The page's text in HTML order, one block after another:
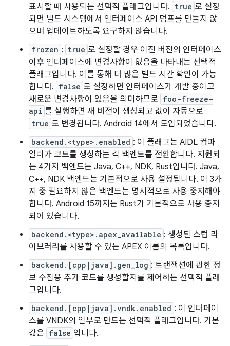
표시할 때 사용되는 선택적 플래그입니다. true 로 설정
되면 빌드 시스템에서 인터페이스 API 덤프를 만들지 않
으며 업데이트하도록 요구하지 않습니다.
frozen : true 로 설정할 경우 이전 버전의 인터페이스
이후 인터페이스에 변경사항이 없음을 나타내는 선택적
플래그입니다. 이를 통해 더 많은 빌드 시간 확인이 가능
합니다. false 로 설정하면 인터페이스가 개발 중이고
새로운 변경사항이 있음을 의미하므로 foo-freeze-
api 를 실행하면 새 버전이 생성되고 값이 자동으로
true 로 변경됩니다. Android 14에서 도입되었습니다.
backend.<type>.enabled : 이 플래그는 AIDL 컴파
일러가 코드를 생성하는 각 백엔드를 전환합니다. 지원되
는 4가지 백엔드는 Java, C++, NDK, Rust입니다. Java,
C++, NDK 백엔드는 기본적으로 사용 설정됩니다. 이 3가
지 중 필요하지 않은 백엔드는 명시적으로 사용 중지해야
합니다. Android 15까지는 Rust가 기본적으로 사용 중지
되어 있습니다.
backend.<type>.apex_available : 생성된 스텁 라
이브러리를 사용할 수 있는 APEX 이름의 목록입니다.
backend.[cpp|java].gen_log : 트랜잭션에 관한 정
보 수집용 추가 코드를 생성할지를 제어하는 선택적 플래
그입니다.
backend.[cpp|java].vndk.enabled : 이 인터페이
스를 VNDK의 일부로 만드는 선택적 플래그입니다. 기본
값은 false 입니다.